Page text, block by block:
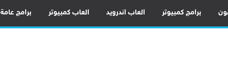
برامج كمبيوتر العاب اندرويد العاب كمبيوتر برامج عامة